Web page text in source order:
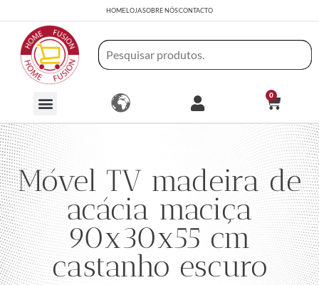
HOMELOJASOBRE NÓSCONTACTO
0
Móvel TV madeira de
acácia maciça
90x30x55 cm
castanho escuro